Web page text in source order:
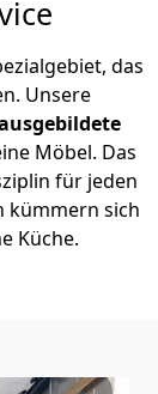
das
Unsere
Möbel. Das
für jeden
kümmern sich
Küche.